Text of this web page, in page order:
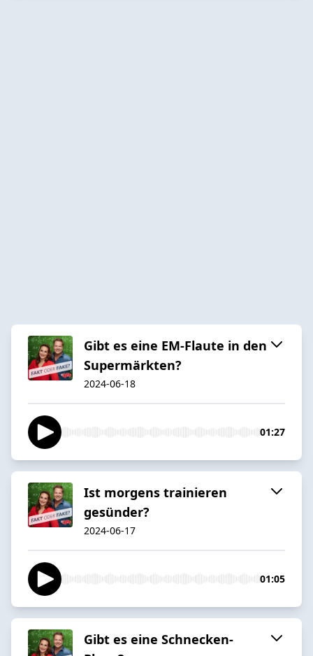
Gibt es eine EM-Flaute in den
Supermärkten?
2024-06-18
01:27
Ist morgens trainieren
gesünder?
2024-06-17
01:05
Gibt es eine Schnecken-